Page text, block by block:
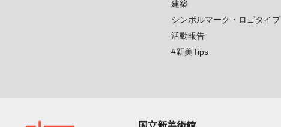
建築
シンボルマーク・ロゴタイプ
活動報告
#新美Tips